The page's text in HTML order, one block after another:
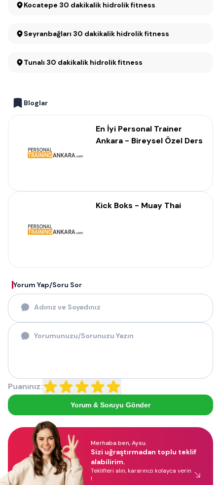
Kocatepe 30 dakikalik hidrolik fitness
Seyranbağları 30 dakikalik hidrolik fitness
Tunalı 30 dakikalik hidrolik fitness
Bloglar
En İyi Personal Trainer
Ankara - Bireysel Özel Ders
Kick Boks - Muay Thai
Yorum Yap/Soru Sor
Puanınız:
Yorum & Soruyu Gönder
Merhaba ben, Aysu.
Sizi uğraştırmadan toplu teklif
alabilirim.
Teklifleri alın, kararınızı kolayca verin
!